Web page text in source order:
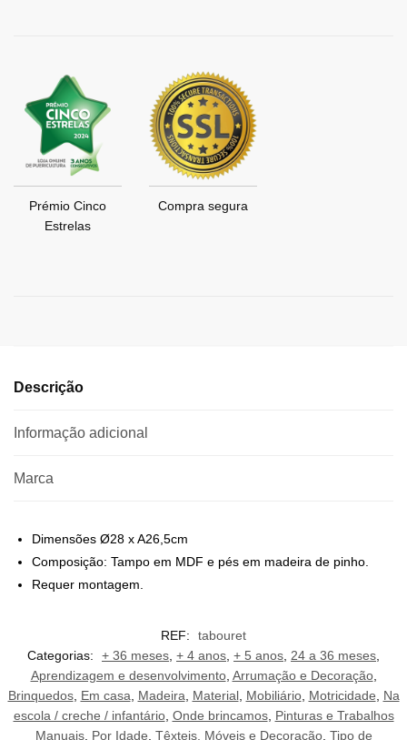
Prémio Cinco
Estrelas
Compra segura
Descrição
Informação adicional
Marca
Dimensões Ø28 x A26,5cm
Composição: Tampo em MDF e pés em madeira de pinho.
Requer montagem.
REF:
tabouret
Categorias:
+ 36 meses, + 4 anos, + 5 anos, 24 a 36 meses,
Aprendizagem e desenvolvimento, Arrumação e Decoração,
Brinquedos, Em casa, Madeira, Material, Mobiliário, Motricidade, Na
escola / creche / infantário, Onde brincamos, Pinturas e Trabalhos
Manuais, Por Idade, Têxteis, Móveis e Decoração, Tipo de